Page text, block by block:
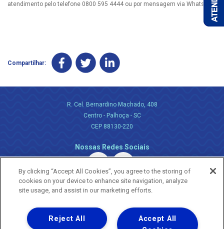
atendimento pelo telefone 0800 595 4444 ou por mensagem via WhatsApp.
Compartilhar:
R. Cel. Bernardino Machado, 408
Centro - Palhoça - SC
CEP 88130-220
Nossas Redes Sociais
Uma empresa
Copyright ® 2026 - Todos os Direitos Reservados.
By clicking “Accept All Cookies”, you agree to the storing of
cookies on your device to enhance site navigation, analyze
site usage, and assist in our marketing efforts.
Accept All
Reject All